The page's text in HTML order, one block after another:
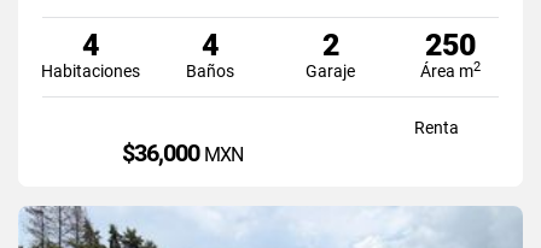
4
Habitaciones
4
Baños
2
Garaje
250
Área m2
Renta
$36,000 MXN